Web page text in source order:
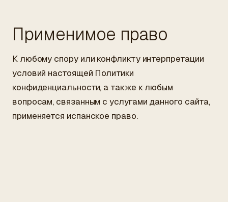
Применимое право
К любому спору или конфликту интерпретации
условий настоящей Политики
конфиденциальности, а также к любым
вопросам, связанным с услугами данного сайта,
применяется испанское право.